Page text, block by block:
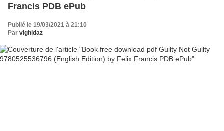
Francis PDB ePub
Publié le 19/03/2021 à 21:10
Par vighidaz